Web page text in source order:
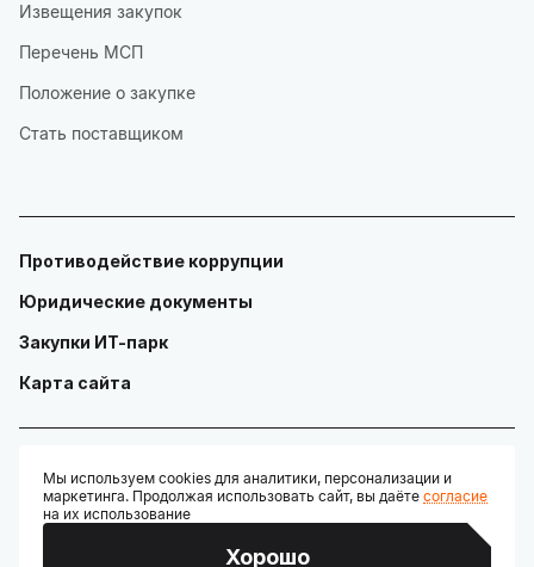
Извещения закупок
Перечень МСП
Положение о закупке
Стать поставщиком
Противодействие коррупции
Юридические документы
Закупки ИТ-парк
Карта сайта
© ГАУ "Технопарк в сфере высоких технологий «ИТ-парк»"
Разработано:
Мы используем cookies для аналитики, персонализации и
маркетинга. Продолжая использовать сайт, вы даёте согласие
на их использование
Хорошо